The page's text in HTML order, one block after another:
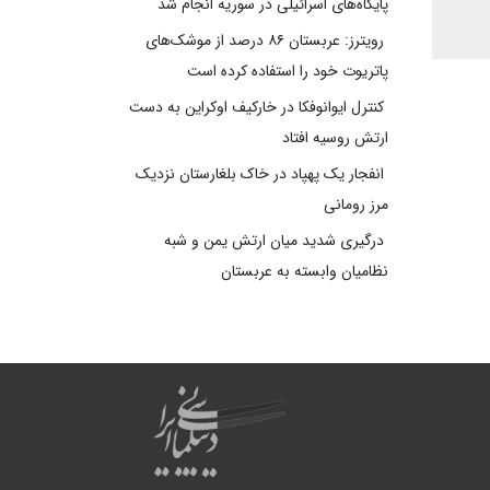
رویترز: عربستان ۸۶ درصد از موشک‌های
پاتریوت خود را استفاده کرده است
کنترل ایوانوفکا در خارکیف اوکراین به دست
ارتش روسیه افتاد
انفجار یک پهپاد در خاک بلغارستان نزدیک
مرز رومانی
درگیری شدید میان ارتش یمن و شبه
نظامیان وابسته به عربستان